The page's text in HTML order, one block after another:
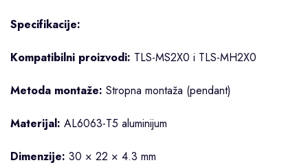
Specifikacije:
Kompatibilni proizvodi: TLS-MS2X0 i TLS-MH2X0
Metoda montaže: Stropna montaža (pendant)
Materijal: AL6063-T5 aluminijum
Dimenzije: 30 × 22 × 4.3 mm